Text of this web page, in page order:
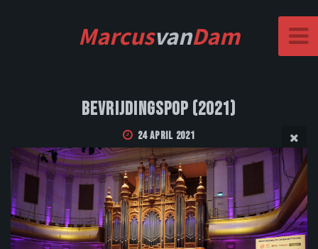
MarcusvanDam
Bevrijdingspop (2021)
24 April 2021